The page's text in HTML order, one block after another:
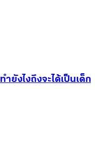
ยังไงถึงจะได้เป็นเด็ก